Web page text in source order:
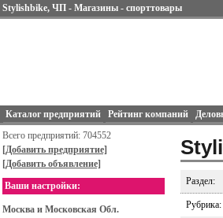
Stylishbike, ЧП - Магазины - спорттовары
Каталог предприятий Рейтинг компаний
Всего предприятий: 704552
[Добавить предприятие]
[Добавить объявление]
Ваши настройки:
Москва и Московская Обл.
Раздел:
Рубрика: